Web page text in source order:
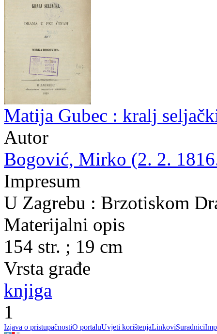
Matija Gubec : kralj
Autor
Bogović, Mirko (2. 2.
Impresum
U Zagrebu : Brzotiskom
Materijalni opis
154 str. ; 19 cm
Vrsta građe
knjiga
1
Izjava o pristupačnostiO portaluUvjeti korištenjaLinkoviSuradnici